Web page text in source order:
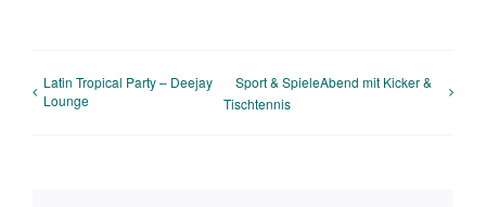
Latin Tropical Party – Deejay
Lounge
Sport & SpieleAbend mit Kicker &
Tischtennis